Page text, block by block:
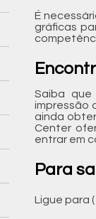
É
gráficas
Saiba
impressão
ainda
Center
entrar em
Para
Ligue para